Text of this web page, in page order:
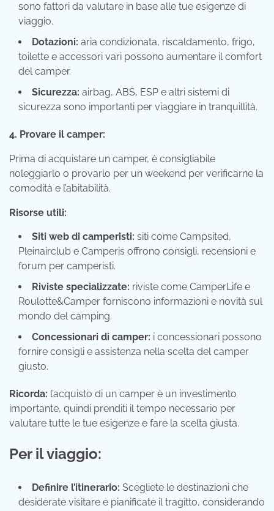
sono fattori da valutare in base alle tue esigenze di
viaggio.
Dotazioni: aria condizionata, riscaldamento, frigo,
toilette e accessori vari possono aumentare il comfort
del camper.
Sicurezza: airbag, ABS, ESP e altri sistemi di
sicurezza sono importanti per viaggiare in tranquillità.
4. Provare il camper:
Prima di acquistare un camper, è consigliabile
noleggiarlo o provarlo per un weekend per verificarne la
comodità e l’abitabilità.
Risorse utili:
Siti web di camperisti: siti come Campsited,
Pleinairclub e Camperis offrono consigli, recensioni e
forum per camperisti.
Riviste specializzate: riviste come CamperLife e
Roulotte&Camper forniscono informazioni e novità sul
mondo del camping.
Concessionari di camper: i concessionari possono
fornire consigli e assistenza nella scelta del camper
giusto.
Ricorda: l’acquisto di un camper è un investimento
importante, quindi prenditi il tempo necessario per
valutare tutte le tue esigenze e fare la scelta giusta.
Per il viaggio:
Definire l’itinerario: Scegliete le destinazioni che
desiderate visitare e pianificate il tragitto, considerando